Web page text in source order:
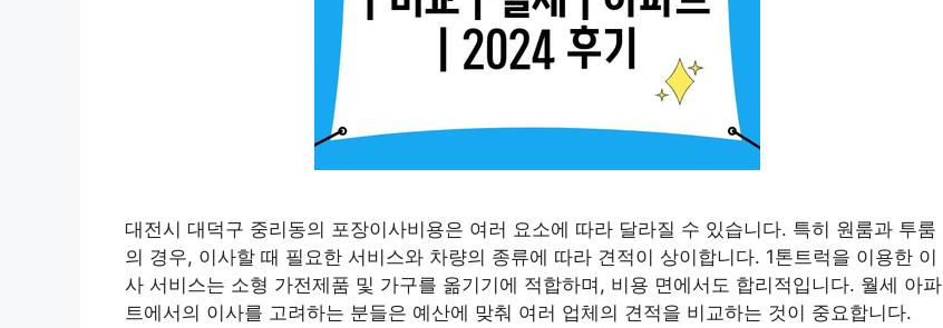
대전시 대덕구 중리동의 포장이사비용은 여러 요소에 따라 달라질 수 있습니다. 특히 원룸과 투룸
의 경우, 이사할 때 필요한 서비스와 차량의 종류에 따라 견적이 상이합니다. 1톤트럭을 이용한 이
사 서비스는 소형 가전제품 및 가구를 옮기기에 적합하며, 비용 면에서도 합리적입니다. 월세 아파
트에서의 이사를 고려하는 분들은 예산에 맞춰 여러 업체의 견적을 비교하는 것이 중요합니다.